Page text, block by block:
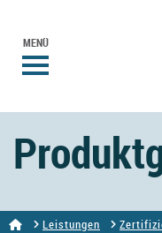
MENÜ
Leistungen